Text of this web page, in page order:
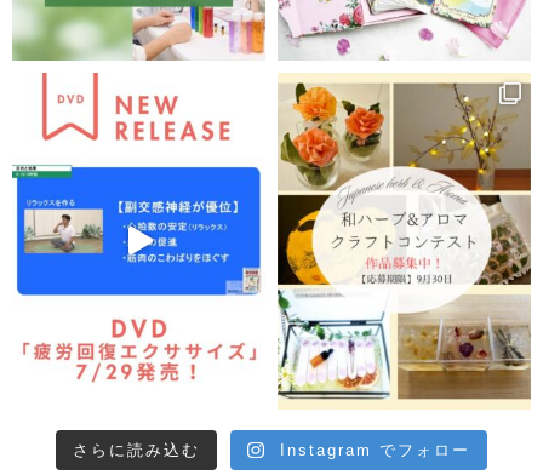
さらに読み込む Instagram でフォロー